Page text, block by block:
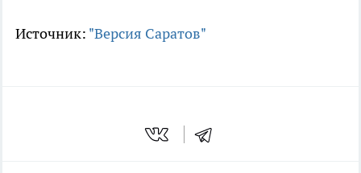
Источник: "Версия Саратов"